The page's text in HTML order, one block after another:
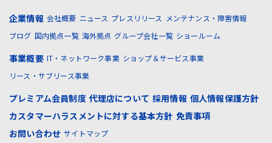
企業情報 会社概要 ニュース プレスリリース
メンテナンス・障害情報
ブログ 国内拠点一覧 海外拠点 グループ会社一覧 ショールーム
事業概要 IT・ネットワーク事業 ショップ＆サービス事業
リース・サブリース事業
プレミアム会員制度 代理店について 採用情報 個人情報保護方針
カスタマーハラスメントに対する基本方針 免責事項
お問い合わせ サイトマップ